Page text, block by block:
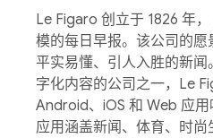
Le Figaro 创立于 1826 年
模的每日早报。该公司的愿
平实易懂、引人入胜的新
字化内容的公司之一，Le
Android、iOS 和 Web 应
应用涵盖新闻、体育、时尚